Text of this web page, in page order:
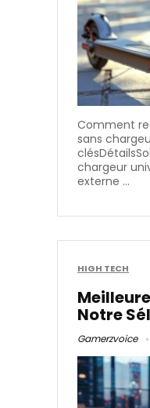
Comment
sans
chargeur
externe ...
HIGH TECH
Notre
Gamerzvoice